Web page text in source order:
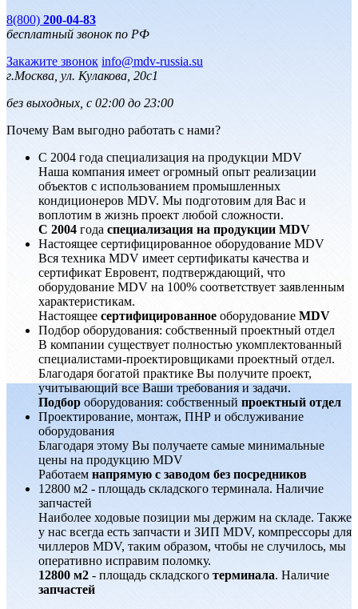
8(800) 200-04-83
бесплатный звонок по РФ
Закажите звонок info@mdv-russia.su
г.Москва, ул. Кулакова, 20с1
без выходных, с 02:00 до 23:00
Почему Вам выгодно работать с нами?
С 2004 года специализация на продукции MDV
Наша компания имеет огромный опыт реализации
объектов с использованием промышленных
кондиционеров MDV. Мы подготовим для Вас и
воплотим в жизнь проект любой сложности.
С 2004 года специализация на продукции MDV
Настоящее сертифицированное оборудование MDV
Вся техника MDV имеет сертификаты качества и
сертификат Евровент, подтверждающий, что
оборудование MDV на 100% соответствует заявленным
характеристикам.
Настоящее сертифицированное оборудование MDV
Подбор оборудования: собственный проектный отдел
В компании существует полностью укомплектованный
специалистами-проектировщиками проектный отдел.
Благодаря богатой практике Вы получите проект,
учитывающий все Ваши требования и задачи.
Подбор оборудования: собственный проектный отдел
Проектирование, монтаж, ПНР и обслуживание
оборудования
Благодаря этому Вы получаете самые минимальные
цены на продукцию MDV
Работаем напрямую с заводом без посредников
12800 м2 - площадь складского терминала. Наличие
запчастей
Наиболее ходовые позиции мы держим на складе. Также
у нас всегда есть запчасти и ЗИП MDV, компрессоры для
чиллеров MDV, таким образом, чтобы не случилось, мы
оперативно исправим поломку.
12800 м2 - площадь складского терминала. Наличие
запчастей